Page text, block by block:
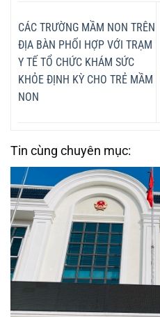
CÁC TRƯỜNG MẦM NON TRÊN
ĐỊA BÀN PHỐI HỢP VỚI TRẠM
Y TẾ TỔ CHỨC KHÁM SỨC
KHỎE ĐỊNH KỲ CHO TRẺ MẦM
NON
Tin cùng chuyên mục: